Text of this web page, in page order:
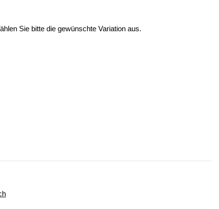
Sie bitte die gewünschte Variation aus.